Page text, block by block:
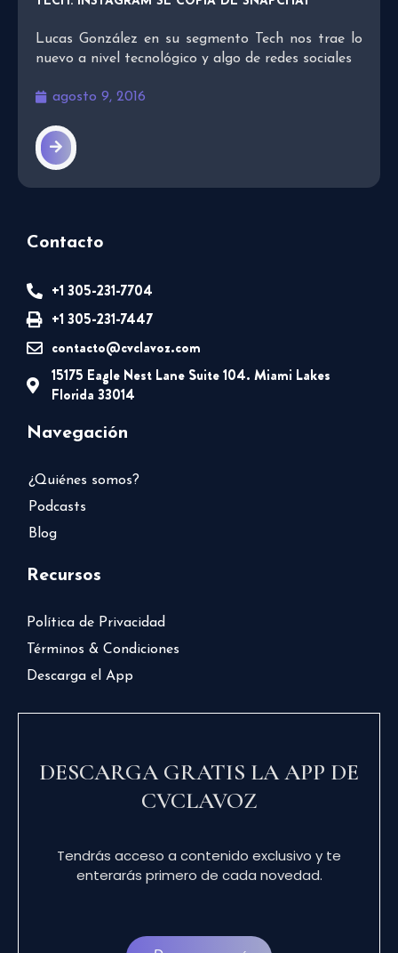
Lucas González en su segmento Tech nos trae lo
nuevo a nivel tecnológico y algo de redes sociales
agosto 9, 2016
Contacto
+1 305-231-7704
+1 305-231-7447
contacto@cvclavoz.com
15175 Eagle Nest Lane Suite 104. Miami Lakes
Florida 33014
Navegación
¿Quiénes somos?
Podcasts
Blog
Recursos
Política de Privacidad
Términos & Condiciones
Descarga el App
DESCARGA GRATIS LA APP DE
CVCLAVOZ
Tendrás acceso a contenido exclusivo y te
enterarás primero de cada novedad.